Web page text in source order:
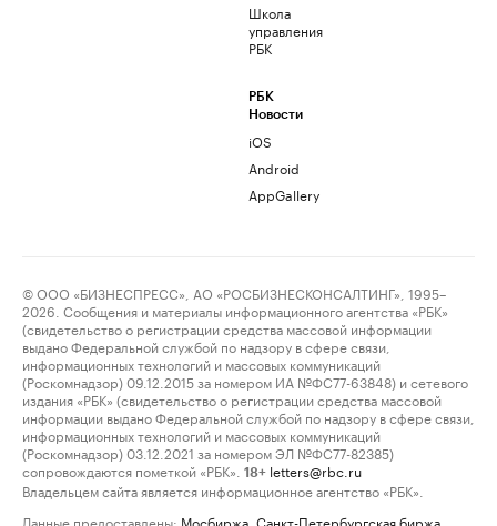
Школа
управления
РБК
РБК
Новости
iOS
Android
AppGallery
© ООО «БИЗНЕСПРЕСС», АО «РОСБИЗНЕСКОНСАЛТИНГ», 1995–
2026. Сообщения и материалы информационного агентства «РБК»
(свидетельство о регистрации средства массовой информации
выдано Федеральной службой по надзору в сфере связи,
информационных технологий и массовых коммуникаций
(Роскомнадзор) 09.12.2015 за номером ИА №ФС77-63848) и сетевого
издания «РБК» (свидетельство о регистрации средства массовой
информации выдано Федеральной службой по надзору в сфере связи,
информационных технологий и массовых коммуникаций
(Роскомнадзор) 03.12.2021 за номером ЭЛ №ФС77-82385)
сопровождаются пометкой «РБК».
18+ letters@rbc.ru
Владельцем сайта является информационное агентство «РБК».
Данные предоставлены: Мосбиржа Санкт-Петербургская биржа